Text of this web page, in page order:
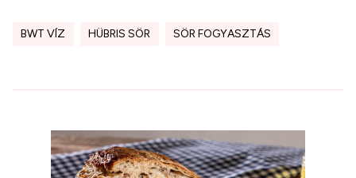
BWT VÍZ HÜBRIS SÖR SÖR FOGYASZTÁS